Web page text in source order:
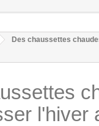
Des chaussettes
l'hiver